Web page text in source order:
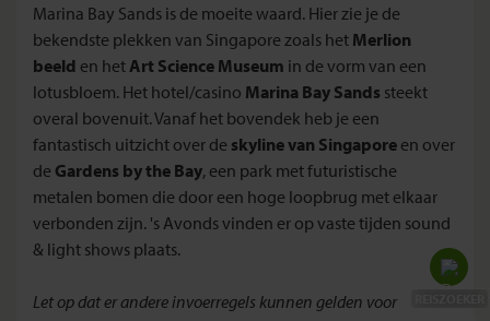
Marina Bay Sands is de moeite waard. Hier zie je de
bekendste plekken van Singapore zoals het Merlion
beeld en het Art Science Museum in de vorm van een
lotusbloem. Het hotel/casino Marina Bay Sands steekt
overal bovenuit. Vanaf het bovendek heb je een
fantastisch uitzicht over de skyline van Singapore en over
de Gardens by the Bay, een park met futuristische
metalen bomen die door een hoge loopbrug met elkaar
verbonden zijn. 's Avonds vinden er op vaste tijden sound
& light shows plaats.
Let op dat er andere invoerregels kunnen gelden voor
Update Midden-Oosten